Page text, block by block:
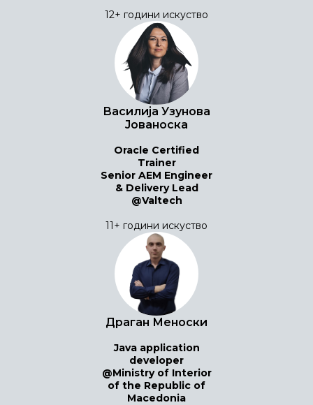
12+ години искуство
Василија Узунова
Јованоска
Oracle Certified
Trainer
Senior AEM Engineer
& Delivery Lead
@Valtech
11+ години искуство
Драган Меноски
Java application
developer
@Ministry of Interior
of the Republic of
Macedonia